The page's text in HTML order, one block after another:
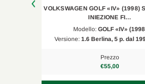
VOLKSWAGEN GOLF «IV» (1998)
INIEZIONE FI…
Modello: GOLF «IV»
Versione: 1.6 Berlina, 5 p. dal
Prezzo
€55,00